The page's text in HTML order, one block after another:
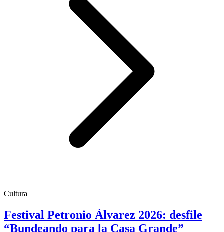
Cultura
Festival Petronio Álvarez 2026: desfile
“Bundeando para la Casa Grande”